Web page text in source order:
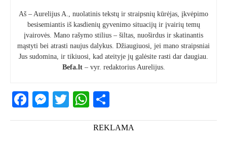
Aš – Aurelijus A., nuolatinis tekstų ir straipsnių kūrėjas, įkvėpimo
besisemiantis iš kasdienių gyvenimo situacijų ir įvairių temų
įvairovės. Mano rašymo stilius – šiltas, nuoširdus ir skatinantis
mąstyti bei atrasti naujus dalykus. Džiaugiuosi, jei mano straipsniai
Jus sudomina, ir tikiuosi, kad ateityje jų galėsite rasti dar daugiau.
Befa.lt– vyr. redaktorius Aurelijus.
Facebook
Messenger
TwitterWhatsApp
REKLAMA